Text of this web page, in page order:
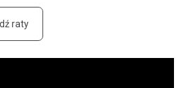
raty